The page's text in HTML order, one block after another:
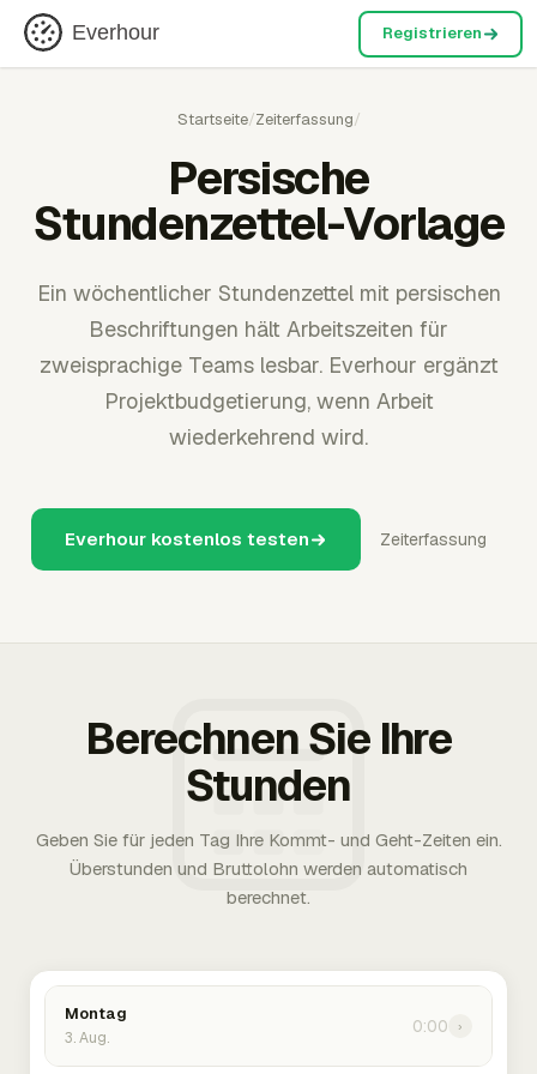
Everhour Registrieren
Startseite/Zeiterfassung/
Persische
Stundenzettel-Vorlage
Ein wöchentlicher Stundenzettel mit persischen
Beschriftungen hält Arbeitszeiten für
zweisprachige Teams lesbar. Everhour ergänzt
Projektbudgetierung, wenn Arbeit
wiederkehrend wird.
Everhour kostenlos testen Zeiterfassung
Berechnen Sie Ihre
Stunden
Geben Sie für jeden Tag Ihre Kommt- und Geht-Zeiten ein.
Überstunden und Bruttolohn werden automatisch
berechnet.
Montag
3. Aug.
0:00 ›